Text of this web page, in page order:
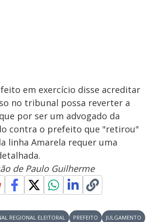
em exercício disse acreditar
no tribunal possa reverter a
por ser um advogado da
contra o prefeito que "retirou"
linha Amarela requer uma
de Paulo Guilherme
REGIONAL ELEITORAL PREFEITO
JULGAMENTO